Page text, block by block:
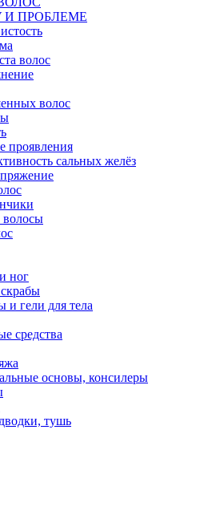
ПРОБЛЕМЕ
волос
волос
проявления
сальных желёз
ног
гели для тела
средства
основы, консилеры
тушь